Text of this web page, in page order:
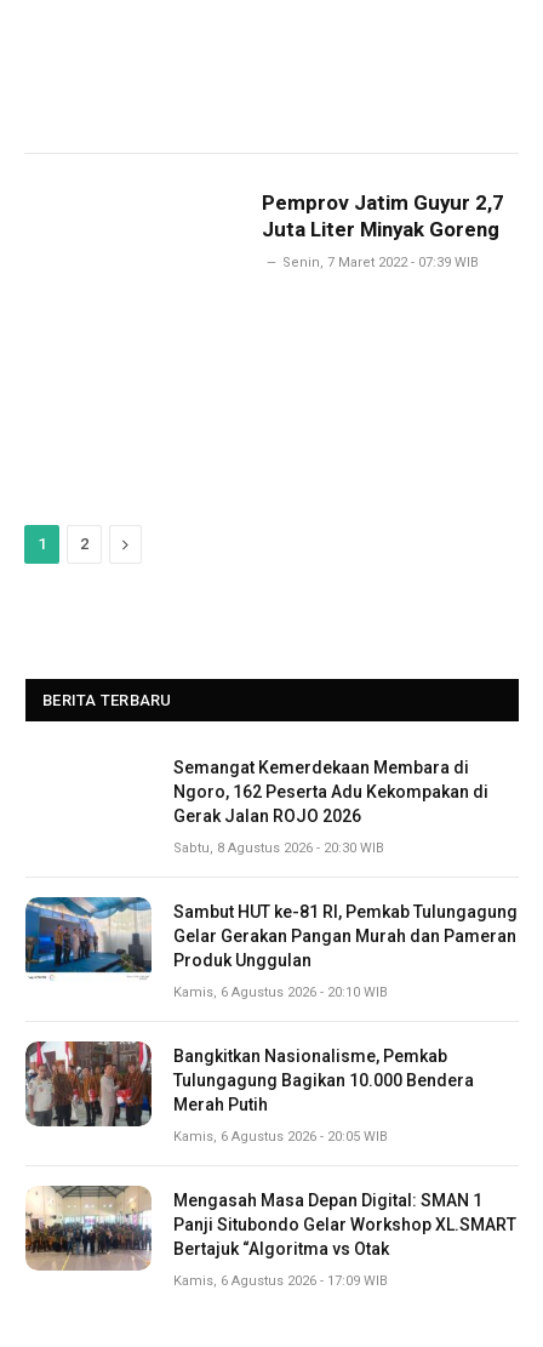
Pemprov Jatim Guyur 2,7
Juta Liter Minyak Goreng
Senin, 7 Maret 2022 - 07:39 WIB
1 2 Next
BERITA TERBARU
Semangat Kemerdekaan Membara di
Ngoro, 162 Peserta Adu Kekompakan di
Gerak Jalan ROJO 2026
Sabtu, 8 Agustus 2026 - 20:30 WIB
Sambut HUT ke-81 RI, Pemkab Tulungagung
Gelar Gerakan Pangan Murah dan Pameran
Produk Unggulan
Kamis, 6 Agustus 2026 - 20:10 WIB
Bangkitkan Nasionalisme, Pemkab
Tulungagung Bagikan 10.000 Bendera
Merah Putih
Kamis, 6 Agustus 2026 - 20:05 WIB
Mengasah Masa Depan Digital: SMAN 1
Panji Situbondo Gelar Workshop XL.SMART
Bertajuk “Algoritma vs Otak
Kamis, 6 Agustus 2026 - 17:09 WIB